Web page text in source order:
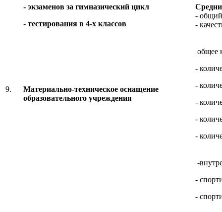
- экзаменов за гимназический цикл
- тестирования в 4-х классов
- общий
-
9.
Материально-техническое оснащение
образовательного учреждения
общее
-
-
-
-
-
-
-
-